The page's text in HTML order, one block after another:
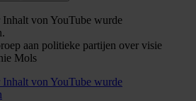
Inhalt von YouTube wurde
aan politieke partijen over visie
Mols
Inhalt von YouTube wurde